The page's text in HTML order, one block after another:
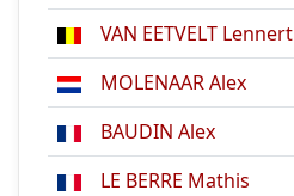
VAN EETVELT Lennert
MOLENAAR Alex
BAUDIN Alex
LE BERRE Mathis